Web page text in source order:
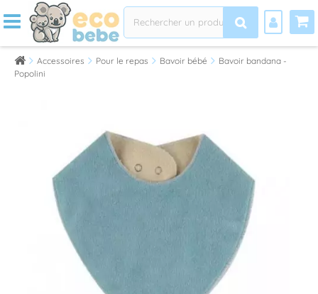
Accessoires Pour le repas Bavoir bébé
Bavoir bandana -
Popolini